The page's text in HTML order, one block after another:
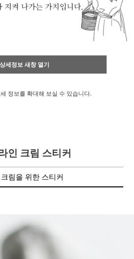
상세정보 새창 열기
정보를 확대해 보실 수 있습니다.
인 크림 스티커
림을 위한 스티커